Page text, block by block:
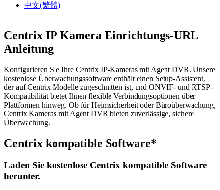
中文(繁體)
Centrix IP Kamera Einrichtungs-URL
Anleitung
Konfigurieren Sie Ihre Centrix IP-Kameras mit Agent DVR. Unsere
kostenlose Überwachungssoftware enthält einen Setup-Assistent,
der auf Centrix Modelle zugeschnitten ist, und ONVIF- und RTSP-
Kompatibilität bietet Ihnen flexible Verbindungsoptionen über
Plattformen hinweg. Ob für Heimsicherheit oder Büroüberwachung,
Centrix Kameras mit Agent DVR bieten zuverlässige, sichere
Überwachung.
Centrix kompatible Software*
Laden Sie kostenlose Centrix kompatible Software
herunter.